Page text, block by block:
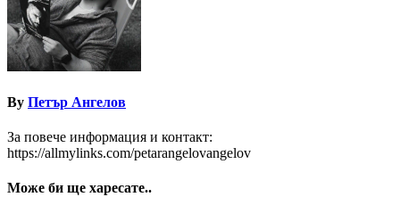
By Петър Ангелов
За повече информация и контакт:
https://allmylinks.com/petarangelovangelov
Може би ще харесате..